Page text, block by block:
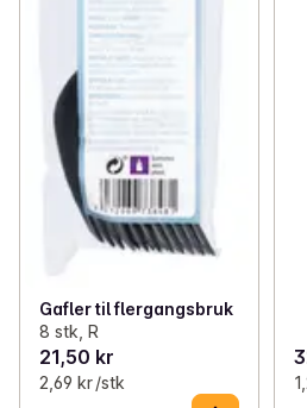
Gafler til flergangsbruk
8 stk, R
21,50 kr
2,69 kr /stk